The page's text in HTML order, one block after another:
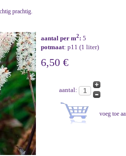
prachtig.
aantal per m2: 5
potmaat: p11 (1 liter)
6,50 €
aantal: